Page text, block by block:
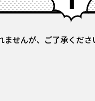
ませんが、ご了承くださ